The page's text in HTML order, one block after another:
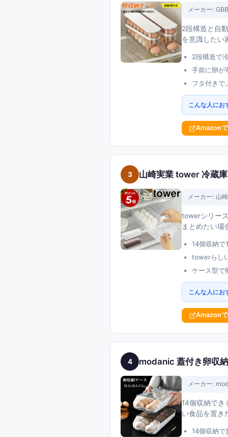
メーカー:
2段構造と自
を意識したい
2段構造で
手前に卵が
フタ付きで
こんな人にお
Amazon
3 山崎実業 tower 冷蔵
メーカー: 山
towerシリー
まとめたい場
14個収納で
towerらし
ケース型で
こんな人にお
Amazon
4 modanic 蓋付き卵収
メーカー:
14個収納でき
い食品を置き
14個収納で